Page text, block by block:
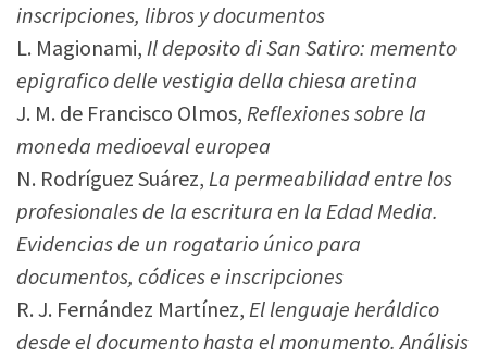
inscripciones, libros y documentos
L. Magionami, Il deposito di San Satiro: memento
epigrafico delle vestigia della chiesa aretina
J. M. de Francisco Olmos, Reflexiones sobre la
moneda medioeval europea
N. Rodríguez Suárez, La permeabilidad entre los
profesionales de la escritura en la Edad Media.
Evidencias de un rogatario único para
documentos, códices e inscripciones
R. J. Fernández Martínez, El lenguaje heráldico
desde el documento hasta el monumento. Análisis